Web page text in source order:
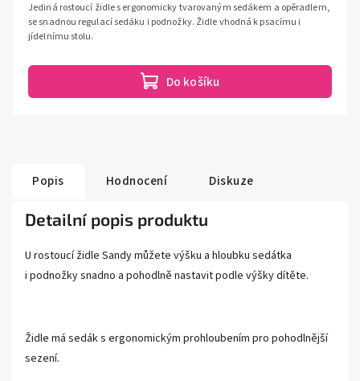
Do košíku
Jediná rostoucí židle s ergonomicky tvarovaným sedákem a opěradlem,
se snadnou regulací sedáku i podnožky. Židle vhodná k psacímu i
jídelnímu stolu.
Popis Hodnocení Diskuze
Detailní popis produktu
U rostoucí židle Sandy můžete výšku a hloubku sedátka
i podnožky snadno a pohodlně nastavit podle výšky dítěte.
Židle má sedák s ergonomickým prohloubením pro pohodlnější
sezení.